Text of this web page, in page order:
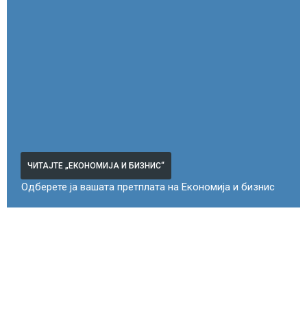
ЧИТАЈТЕ „ЕКОНОМИЈА И БИЗНИС“
Одберете ја вашата претплата на Економија и бизнис